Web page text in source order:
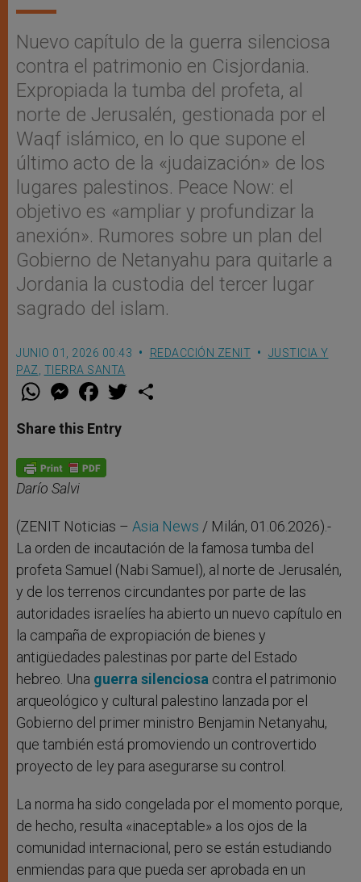
Nuevo capítulo de la guerra silenciosa
contra el patrimonio en Cisjordania.
Expropiada la tumba del profeta, al
norte de Jerusalén, gestionada por el
Waqf islámico, en lo que supone el
último acto de la «judaización» de los
lugares palestinos. Peace Now: el
objetivo es «ampliar y profundizar la
anexión». Rumores sobre un plan del
Gobierno de Netanyahu para quitarle a
Jordania la custodia del tercer lugar
sagrado del islam.
JUNIO 01, 2026 00:43 REDACCIÓN ZENIT
JUSTICIA Y
PAZ TIERRA SANTA
W
t
s
p
p
M
e
s
e
g
e
r
F
a
e
b
o
k
w
Share this Entry
Darío Salvi
(ZENIT Noticias – Asia News / Milán, 01.06.2026).-
La orden de incautación de la famosa tumba del
profeta Samuel (Nabi Samuel), al norte de Jerusalén,
y de los terrenos circundantes por parte de las
autoridades israelíes ha abierto un nuevo capítulo en
la campaña de expropiación de bienes y
antigüedades palestinas por parte del Estado
hebreo. Una guerra silenciosa contra el patrimonio
arqueológico y cultural palestino lanzada por el
Gobierno del primer ministro Benjamin Netanyahu,
que también está promoviendo un controvertido
proyecto de ley para asegurarse su control.
La norma ha sido congelada por el momento porque,
de hecho, resulta «inaceptable» a los ojos de la
comunidad internacional, pero se están estudiando
enmiendas para que pueda ser aprobada en un